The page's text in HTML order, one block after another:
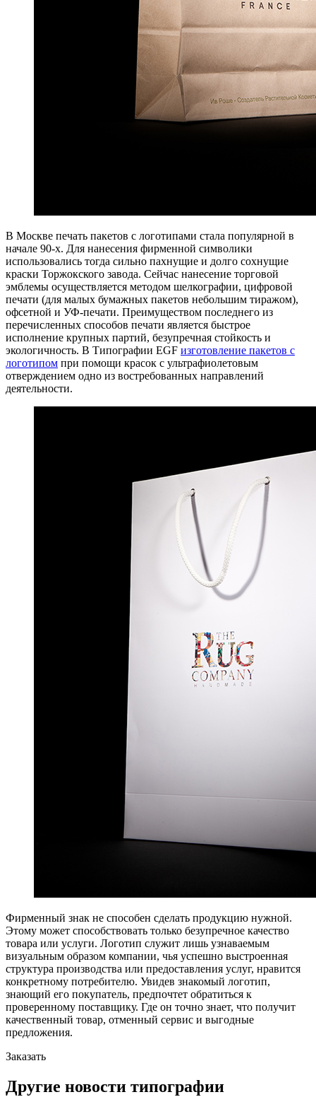
В Москве печать пакетов с логотипами стала популярной в
начале 90-х. Для нанесения фирменной символики
использовались тогда сильно пахнущие и долго сохнущие
краски Торжокского завода. Сейчас нанесение торговой
эмблемы осуществляется методом шелкографии, цифровой
печати (для малых бумажных пакетов небольшим тиражом),
офсетной и УФ-печати. Преимуществом последнего из
перечисленных способов печати является быстрое
исполнение крупных партий, безупречная стойкость и
экологичность. В Типографии EGF изготовление пакетов с
логотипом при помощи красок с ультрафиолетовым
отверждением одно из востребованных направлений
деятельности.
Фирменный знак не способен сделать продукцию нужной.
Этому может способствовать только безупречное качество
товара или услуги. Логотип служит лишь узнаваемым
визуальным образом компании, чья успешно выстроенная
структура производства или предоставления услуг, нравится
конкретному потребителю. Увидев знакомый логотип,
знающий его покупатель, предпочтет обратиться к
проверенному поставщику. Где он точно знает, что получит
качественный товар, отменный сервис и выгодные
предложения.
Заказать
Другие новости типографии